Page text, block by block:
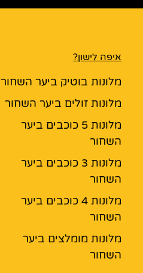
איפה לישון?
מלונות בוטיק ביער השחור
מלונות זולים ביער השחור
מלונות 5 כוכבים ביער
השחור
מלונות 3 כוכבים ביער
השחור
מלונות 4 כוכבים ביער
השחור
מלונות מומלצים ביער
השחור